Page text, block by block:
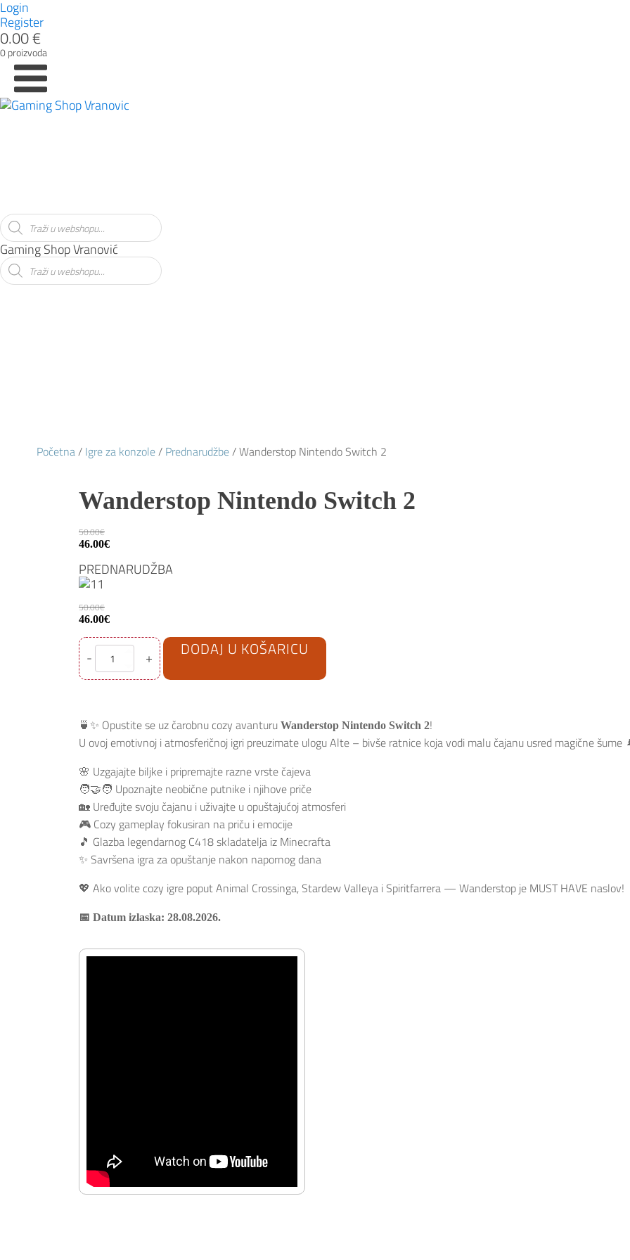
Login
Register
0.00 €
0 proizvoda
Products
search
Gaming Shop Vranović
Products
search
Početna/ Igre za konzole/ Prednarudžbe/ Wanderstop Nintendo Switch 2
Wanderstop Nintendo Switch 2
50.00€
Izvorna
bila
je:
46.00€Trenutna
je:
PREDNARUDŽBA
50.00€
Izvorna
bila
je:
50.00€.
46.00€Trenutna
je:
46.00€.
- Wanderstop
Nintendo
Switch
2
+ DODAJ U KOŠARICU
🍵✨ Opustite se uz čarobnu cozy avanturu Wanderstop Nintendo Switch 2!
U ovoj emotivnoj i atmosferičnoj igri preuzimate ulogu Alte – bivše ratnice koja vodi malu čajanu usred magične šume
🌸 Uzgajajte biljke i pripremajte razne vrste čajeva
🧑‍🤝‍🧑 Upoznajte neobične putnike i njihove priče
🏡 Uređujte svoju čajanu i uživajte u opuštajućoj atmosferi
🎮 Cozy gameplay fokusiran na priču i emocije
🎵 Glazba legendarnog C418 skladatelja iz Minecrafta
✨ Savršena igra za opuštanje nakon napornog dana
💖 Ako volite cozy igre poput Animal Crossinga, Stardew Valleya i Spiritfarrera — Wanderstop je MUST HAVE naslov!
📅 Datum izlaska: 28.08.2026.